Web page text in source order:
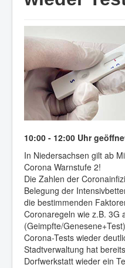
10:00 - 12:00 Uhr
In Niedersachsen gilt ab
Corona Warnstufe 2!
Die Zahlen der
Belegung der
die bestimmenden
Coronaregeln wie z.B. 3G
(Geimpfte/
Corona-Tests wieder
Stadtverwaltung hat
Dorfwerkstatt wieder ein